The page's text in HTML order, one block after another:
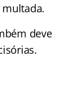
deve